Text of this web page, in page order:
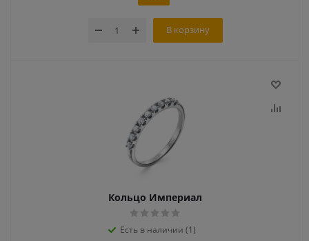
В корзину
Кольцо Империал
Есть в наличии (1)